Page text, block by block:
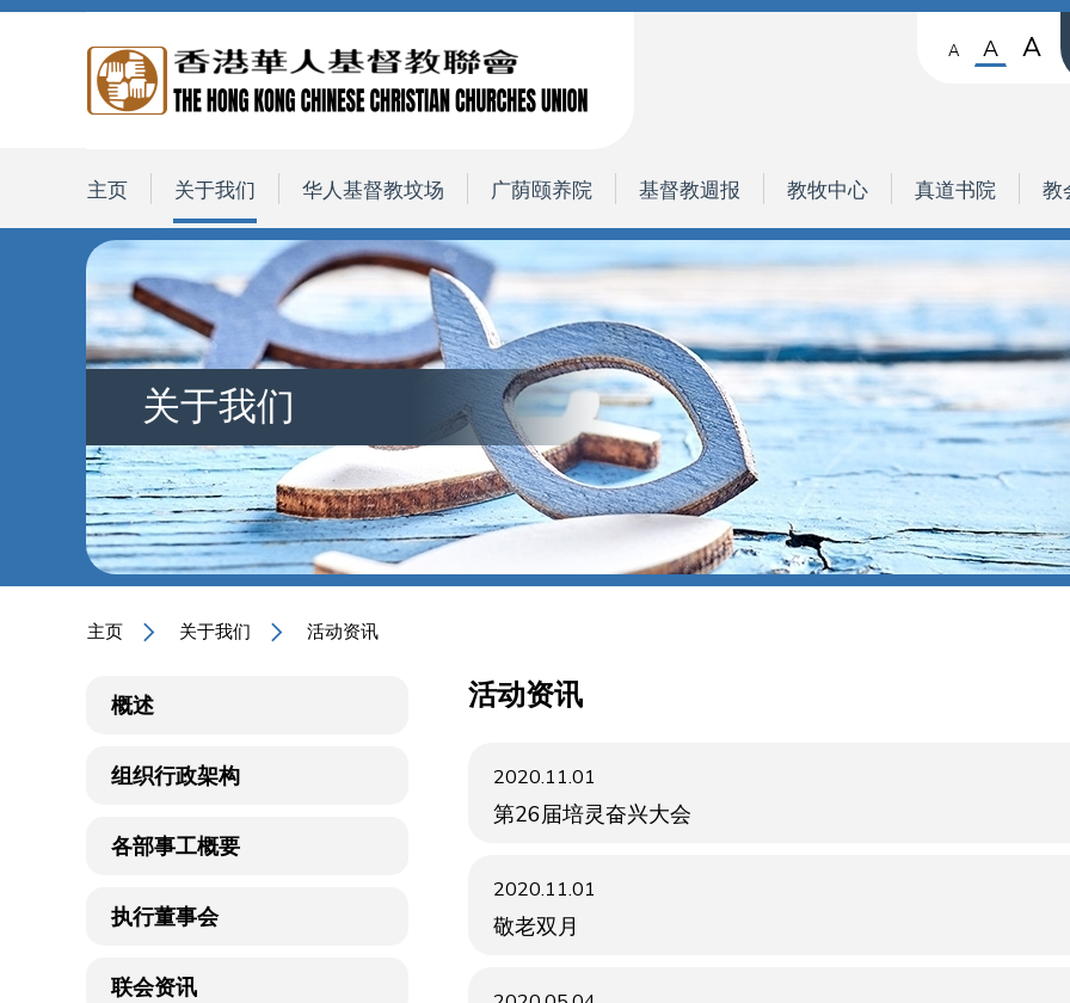
A A A
主页 关于我们 华人基督教坟场 广荫颐养院 基督教週报 教牧中心 真道书院 教
关于我们
主页 关于我们 活动资讯
概述
组织行政架构
各部事工概要
执行董事会
联会资讯
活动资讯
2020.11.01
第26届培灵奋兴大会
2020.11.01
敬老双月